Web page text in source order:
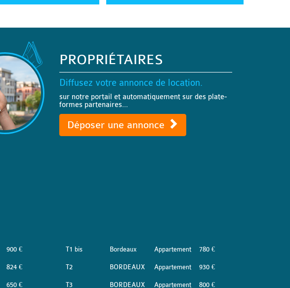
PROPRIÉTAIRES
Diffusez votre annonce de location.
sur notre portail et automatiquement sur des plate-
formes partenaires...
Déposer une annonce
900 €
824 €
650 €
T1 bis Bordeaux Appartement 780 €
T2 BORDEAUX Appartement 930 €
T3 BORDEAUX Appartement 800 €